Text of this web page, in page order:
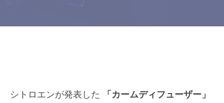
シトロエンが発表した
「カームディフューザー」